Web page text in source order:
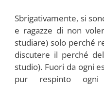
Sbrigativamente, si
e ragazze di non
studiare) solo perché
discutere il perché
studio). Fuori da ogni
pur respinto ogni